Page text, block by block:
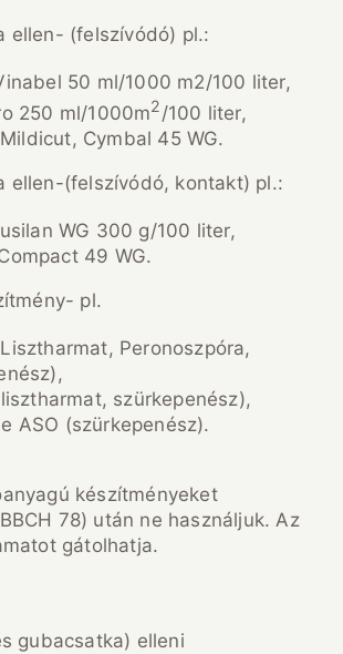
ellen- (felszívódó) pl.:
50 ml/1000 m2/100 liter,
250 ml/1000m2/100 liter,
Cymbal 45 WG.
ellen-(felszívódó, kontakt) pl.:
WG 300 g/100 liter,
49 WG.
pl.
Peronoszpóra,
szürkepenész),
ASO (szürkepenész).
készítményeket
78) után ne használjuk. Az
gátolhatja.
gubacsatka) elleni